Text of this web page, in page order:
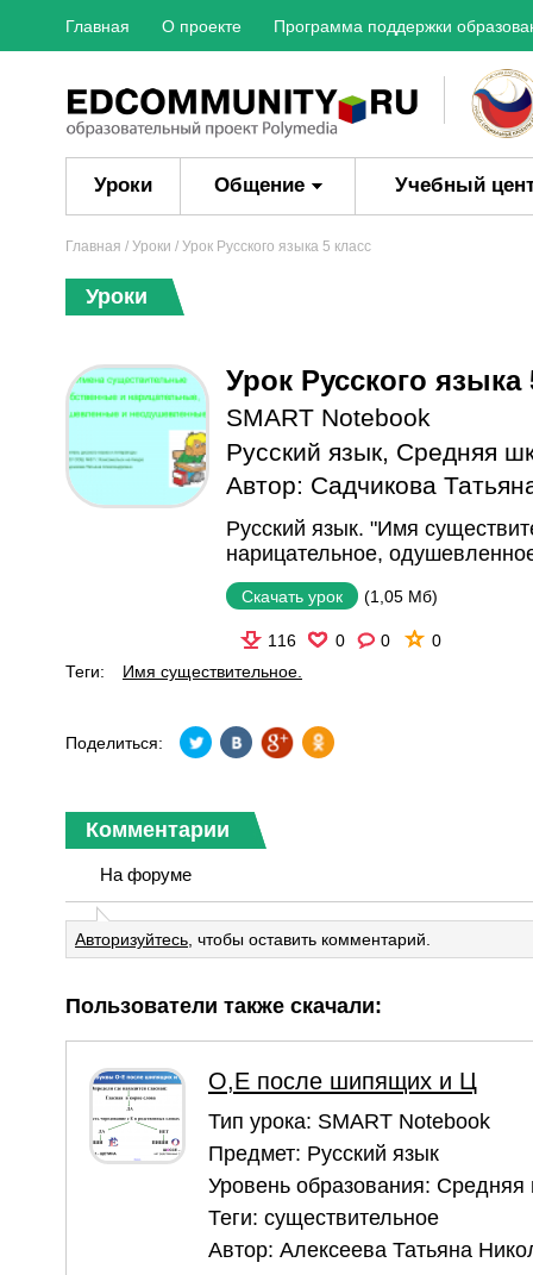
Главная О проекте Программа поддержки
Уроки Общение Учебный
Главная / Уроки / Урок Русского языка 5 класс
Уроки
Урок Русского языка
SMART Notebook
Русский язык, Средняя
Автор: Садчикова
Русский язык. "Имя
нарицательное,
Скачать урок (1,05 Мб)
116 0 0
0
Теги:
Имя существительное.
Поделиться:
Комментарии
На форуме
Авторизуйтесь , чтобы оставить комментарий.
Пользователи также скачали:
О,Е после шипящих и Ц
Тип урока: SMART Notebook
Предмет: Русский язык
Уровень образования: Средняя
Теги: существительное
Автор: Алексеева Татьяна